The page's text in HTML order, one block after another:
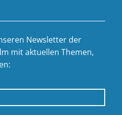
Newsletter der
mit aktuellen Themen,